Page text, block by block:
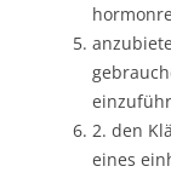
2. den
eines